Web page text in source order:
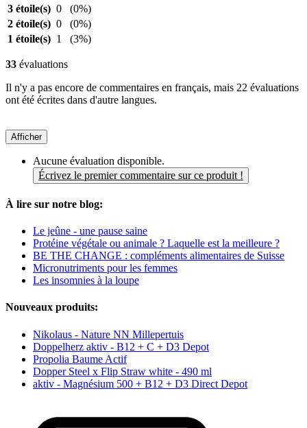
3 étoile(s) 0
(0%)
2 étoile(s) 0
(0%)
1 étoile(s) 1 (3%)
33 évaluations
Il n'y a pas encore de commentaires en français, mais 22 évaluations
ont été écrites dans d'autre langues.
Afficher
Aucune évaluation disponible.
Écrivez le premier commentaire sur ce produit !
À lire sur notre blog:
Le jeûne - une pause saine
Protéine végétale ou animale ? Laquelle est la meilleure ?
BE THE CHANGE : compléments alimentaires de Suisse
Micronutriments pour les femmes
Les insomnies à la loupe
Nouveaux produits:
Nikolaus - Nature NN Millepertuis
Doppelherz aktiv - B12 + C + D3 Depot
Propolia Baume Actif
Dopper Steel x Flip Straw white - 490 ml
aktiv - Magnésium 500 + B12 + D3 Direct Depot